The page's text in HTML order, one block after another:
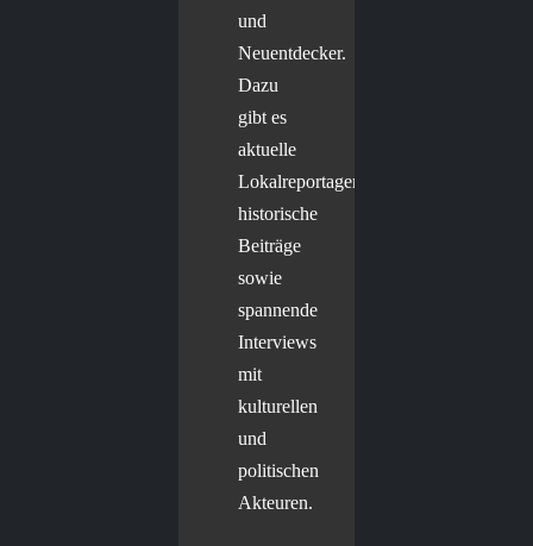
und
Neuentdecker.
Dazu
gibt es
aktuelle
Lokalreportagen,
historische
Beiträge
sowie
spannende
Interviews
mit
kulturellen
und
politischen
Akteuren.